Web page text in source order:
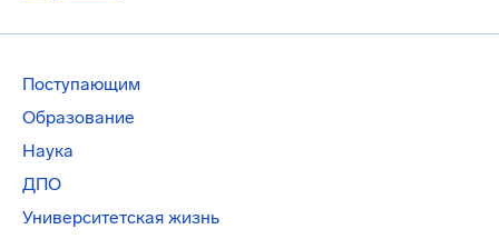
Поступающим
Образование
Наука
ДПО
Университетская жизнь